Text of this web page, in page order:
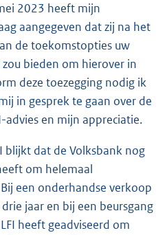
2023 heeft mijn
aangegeven dat zij na het
de toekomstopties uw
bieden om hierover in
deze toezegging nodig ik
in gesprek te gaan over de
advies en mijn appreciatie.
blijkt dat de Volksbank nog
om helemaal
een onderhandse verkoop
jaar en bij een beursgang
heeft geadviseerd om